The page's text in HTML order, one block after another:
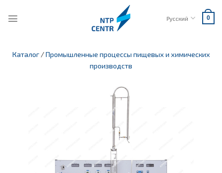
Русский 0
Каталог /Промышленные процессы пищевых и химических
производств